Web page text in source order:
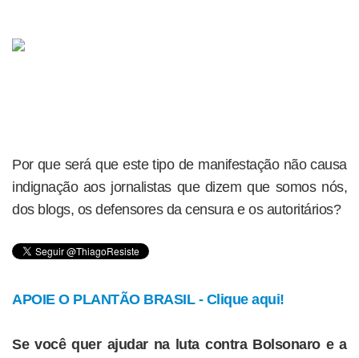
Por que será que este tipo de manifestação não causa
indignação aos jornalistas que dizem que somos nós,
dos blogs, os defensores da censura e os autoritários?
APOIE O PLANTÃO BRASIL - Clique aqui!
Se você quer ajudar na luta contra Bolsonaro e a